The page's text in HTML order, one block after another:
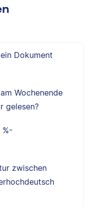
Dokument
Wochenende
gelesen?
%-
zwischen